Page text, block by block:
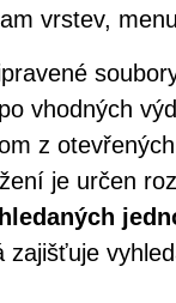
vrstev,
vhodných
z
je určen
zajišťuje